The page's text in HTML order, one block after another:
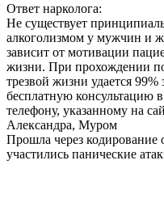
Ответ нарколога:
Не существует
алкоголизмом у мужчин и
зависит от мотивации
жизни. При прохождении
трезвой жизни удается
бесплатную консультацию
телефону, указанному на
Александра, Муром
Прошла через кодирование
участились панические